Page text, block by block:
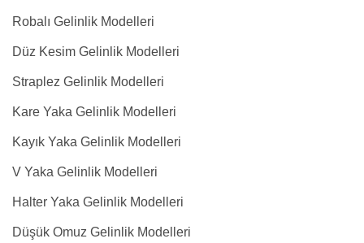
Robalı Gelinlik Modelleri
Düz Kesim Gelinlik Modelleri
Straplez Gelinlik Modelleri
Kare Yaka Gelinlik Modelleri
Kayık Yaka Gelinlik Modelleri
V Yaka Gelinlik Modelleri
Halter Yaka Gelinlik Modelleri
Düşük Omuz Gelinlik Modelleri